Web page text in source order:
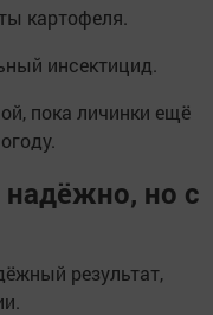
картофеля.
инсектицид.
пока личинки ещё
надёжно, но с
результат,